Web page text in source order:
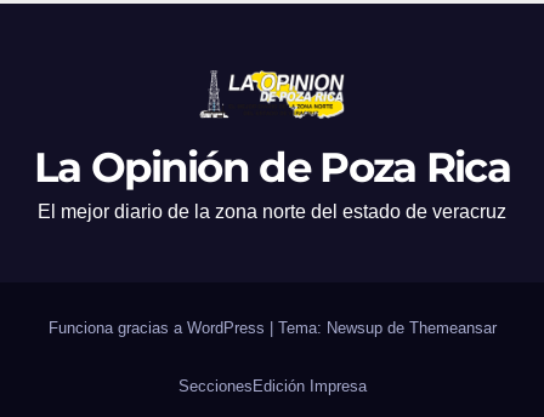
La Opinión de Poza Rica
El mejor diario de la zona norte del estado de veracruz
Funciona gracias a WordPress | Tema: Newsup de Themeansar
Secciones Edición Impresa